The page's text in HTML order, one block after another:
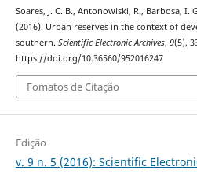
Soares, J. C. B., Antonowiski, R., Barbosa, I.
(2016). Urban reserves in the context of
southern. Scientific Electronic Archives, 9(5),
https://doi.org/10.36560/952016247
Fomatos de Citação
Edição
v. 9 n. 5 (2016): Scientific